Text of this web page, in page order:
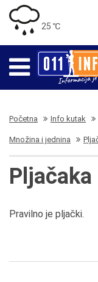
25 ℃
Početna Info kutak
Množina i jednina
Pravilno je pljački.